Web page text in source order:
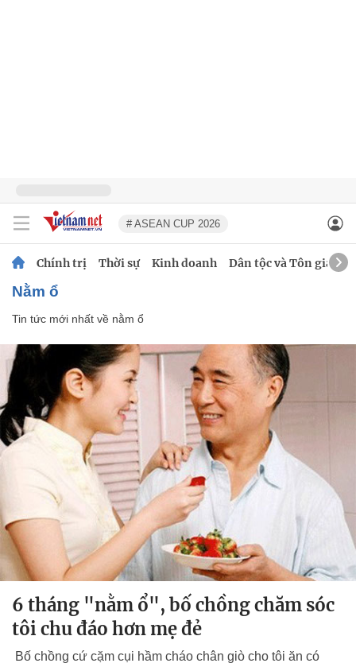
# ASEAN CUP 2026
Chính trị Thời sự Kinh doanh Dân tộc và Tôn giáo
nằm ổ
Tin tức mới nhất về nằm ổ
6 tháng "nằm ổ", bố chồng chăm sóc
tôi chu đáo hơn mẹ đẻ
Bố chồng cứ cặm cụi hầm cháo chân giò cho tôi ăn có